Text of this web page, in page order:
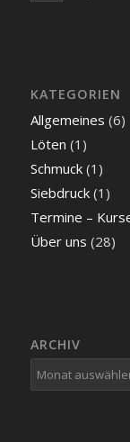
KATEGORIEN
Allgemeines (6)
Löten (1)
Schmuck(1)
Siebdruck(1)
Termine –
Über uns (28)
ARCHIV